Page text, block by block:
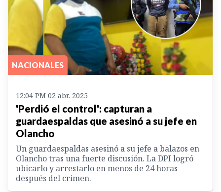
NACIONALES
12:04 PM 02 abr. 2025
'Perdió el control': capturan a
guardaespaldas que asesinó a su jefe en
Olancho
Un guardaespaldas asesinó a su jefe a balazos en
Olancho tras una fuerte discusión. La DPI logró
ubicarlo y arrestarlo en menos de 24 horas
después del crimen.